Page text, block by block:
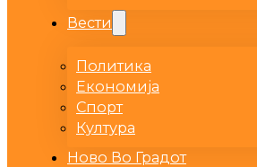
Вести
Политика
Економија
Спорт
Култура
Ново Во Градот